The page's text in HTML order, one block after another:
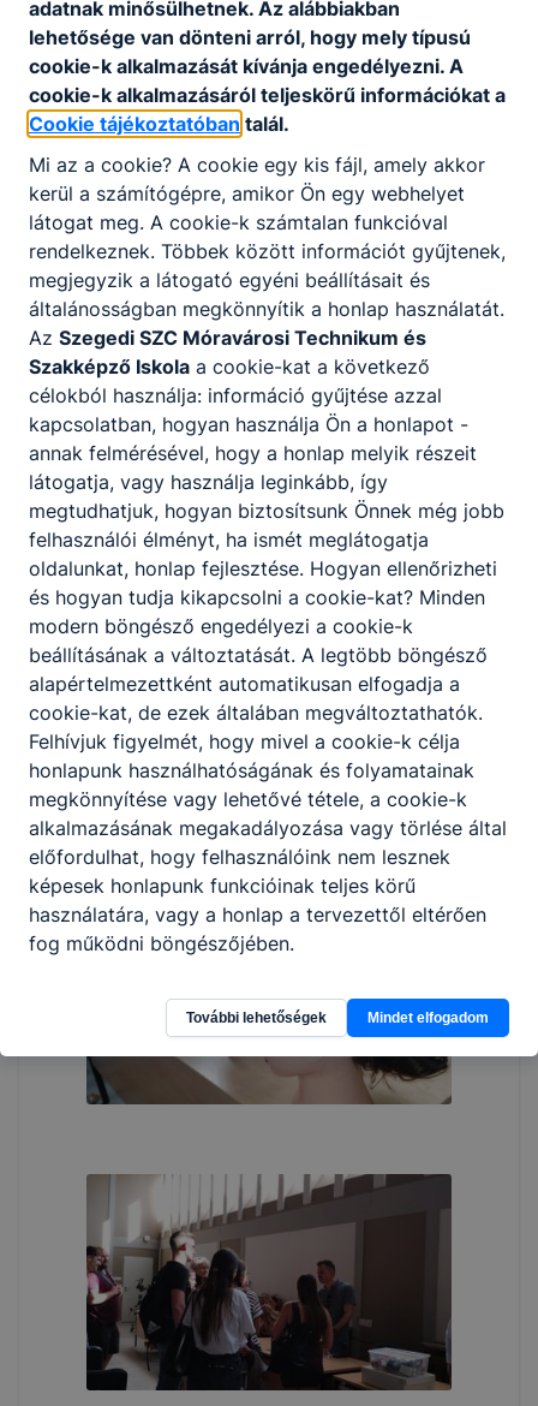
adatnak minősülhetnek. Az alábbiakban
lehetősége van dönteni arról, hogy mely típusú
cookie-k alkalmazását kívánja engedélyezni. A
cookie-k alkalmazásáról teljeskörű információkat a
Cookie tájékoztatóban talál.
Mi az a cookie? A cookie egy kis fájl, amely akkor
kerül a számítógépre, amikor Ön egy webhelyet
látogat meg. A cookie-k számtalan funkcióval
rendelkeznek. Többek között információt gyűjtenek,
megjegyzik a látogató egyéni beállításait és
általánosságban megkönnyítik a honlap használatát.
Az Szegedi SZC Móravárosi Technikum és
Szakképző Iskola a cookie-kat a következő
célokból használja: információ gyűjtése azzal
kapcsolatban, hogyan használja Ön a honlapot -
annak felmérésével, hogy a honlap melyik részeit
látogatja, vagy használja leginkább, így
megtudhatjuk, hogyan biztosítsunk Önnek még jobb
felhasználói élményt, ha ismét meglátogatja
oldalunkat, honlap fejlesztése. Hogyan ellenőrizheti
és hogyan tudja kikapcsolni a cookie-kat? Minden
modern böngésző engedélyezi a cookie-k
beállításának a változtatását. A legtöbb böngésző
alapértelmezettként automatikusan elfogadja a
cookie-kat, de ezek általában megváltoztathatók.
Felhívjuk figyelmét, hogy mivel a cookie-k célja
honlapunk használhatóságának és folyamatainak
megkönnyítése vagy lehetővé tétele, a cookie-k
alkalmazásának megakadályozása vagy törlése által
előfordulhat, hogy felhasználóink nem lesznek
képesek honlapunk funkcióinak teljes körű
használatára, vagy a honlap a tervezettől eltérően
fog működni böngészőjében.
További lehetőségek Mindet elfogadom